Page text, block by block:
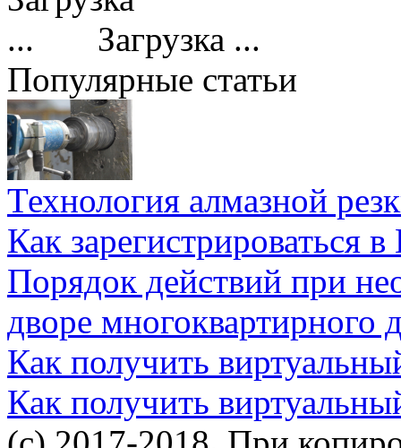
Загрузка ...
Популярные статьи
Технология алмазной
Как зарегистрироваться
Порядок действий при
дворе многоквартирного
Как получить
Как получить